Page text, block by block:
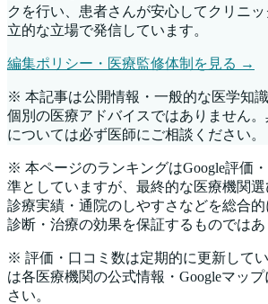
クを行い、患者さんが安心してクリニ
立的な立場で発信しています。
編集ポリシー・医療監修体制を見る →
※ 本記事は公開情報・一般的な医学知識
個別の医療アドバイスではありません
については必ず医師にご相談ください。
※ 本ページのランキングはGoogle評価
準としていますが、最終的な医療機関選
診療実績・通院のしやすさなどを総合的
診断・治療の効果を保証するものではあ
※ 評価・口コミ数は定期的に更新して
は各医療機関の公式情報・Googleマッ
さい。